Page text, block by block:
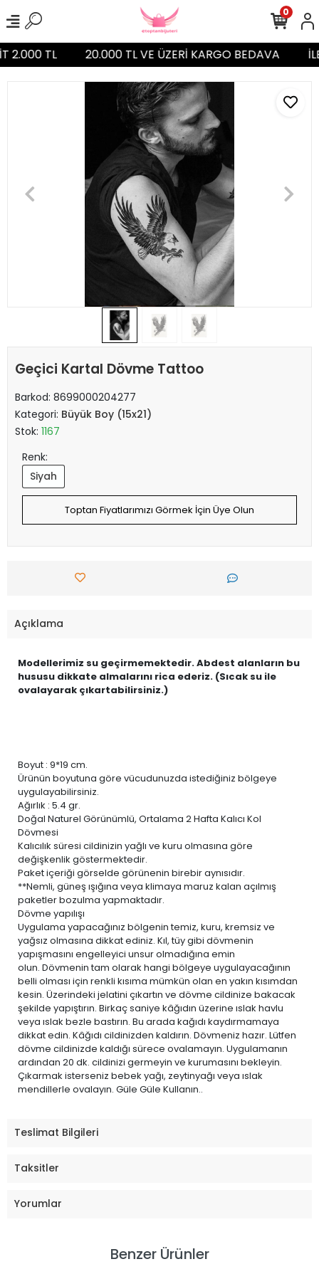
2.000 TL 20.000 TL VE ÜZERİ KARGO BEDAVA
0
Geçici Kartal Dövme Tattoo
Barkod: 8699000204277
Kategori: Büyük Boy (15x21)
Stok: 1167
Renk:
Siyah
Toptan Fiyatlarımızı Görmek İçin Üye Olun
Açıklama
Modellerimiz su geçirmemektedir. Abdest alanların bu
hususu dikkate almalarını rica ederiz. (Sıcak su ile
ovalayarak çıkartabilirsiniz.)
Boyut : 9*19 cm.
Ürünün boyutuna göre vücudunuzda istediğiniz bölgeye
uygulayabilirsiniz.
Ağırlık : 5.4 gr.
Doğal Naturel Görünümlü, Ortalama 2 Hafta Kalıcı Kol
Dövmesi
Kalıcılık süresi cildinizin yağlı ve kuru olmasına göre
değişkenlik göstermektedir.
Paket içeriği görselde görünenin birebir aynısıdır.
**Nemli, güneş ışığına veya klimaya maruz kalan açılmış
paketler bozulma yapmaktadır.
Dövme yapılışı
Uygulama yapacağınız bölgenin temiz, kuru, kremsiz ve
yağsız olmasına dikkat ediniz. Kıl, tüy gibi dövmenin
yapışmasını engelleyici unsur olmadığına emin
olun. Dövmenin tam olarak hangi bölgeye uygulayacağının
belli olması için renkli kısıma mümkün olan en yakın kısımdan
kesin. Üzerindeki jelatini çıkartın ve dövme cildinize bakacak
şekilde yapıştırın. Birkaç saniye kâğıdın üzerine ıslak havlu
veya ıslak bezle bastırın. Bu arada kağıdı kaydırmamaya
dikkat edin. Kâğıdı cildinizden kaldırın. Dövmeniz hazır. Lütfen
dövme cildinizde kaldığı sürece ovalamayın. Uygulamanın
ardından 20 dk. cildinizi germeyin ve kurumasını bekleyin.
Çıkarmak isterseniz bebek yağı, zeytinyağı veya ıslak
mendillerle ovalayın. Güle Güle Kullanın..
Teslimat Bilgileri
Taksitler
Yorumlar
Benzer Ürünler